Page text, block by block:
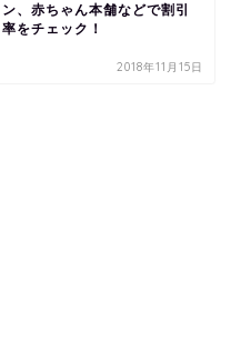
ン、赤ちゃん本舗などで割引
率をチェック！
2018年11月15日